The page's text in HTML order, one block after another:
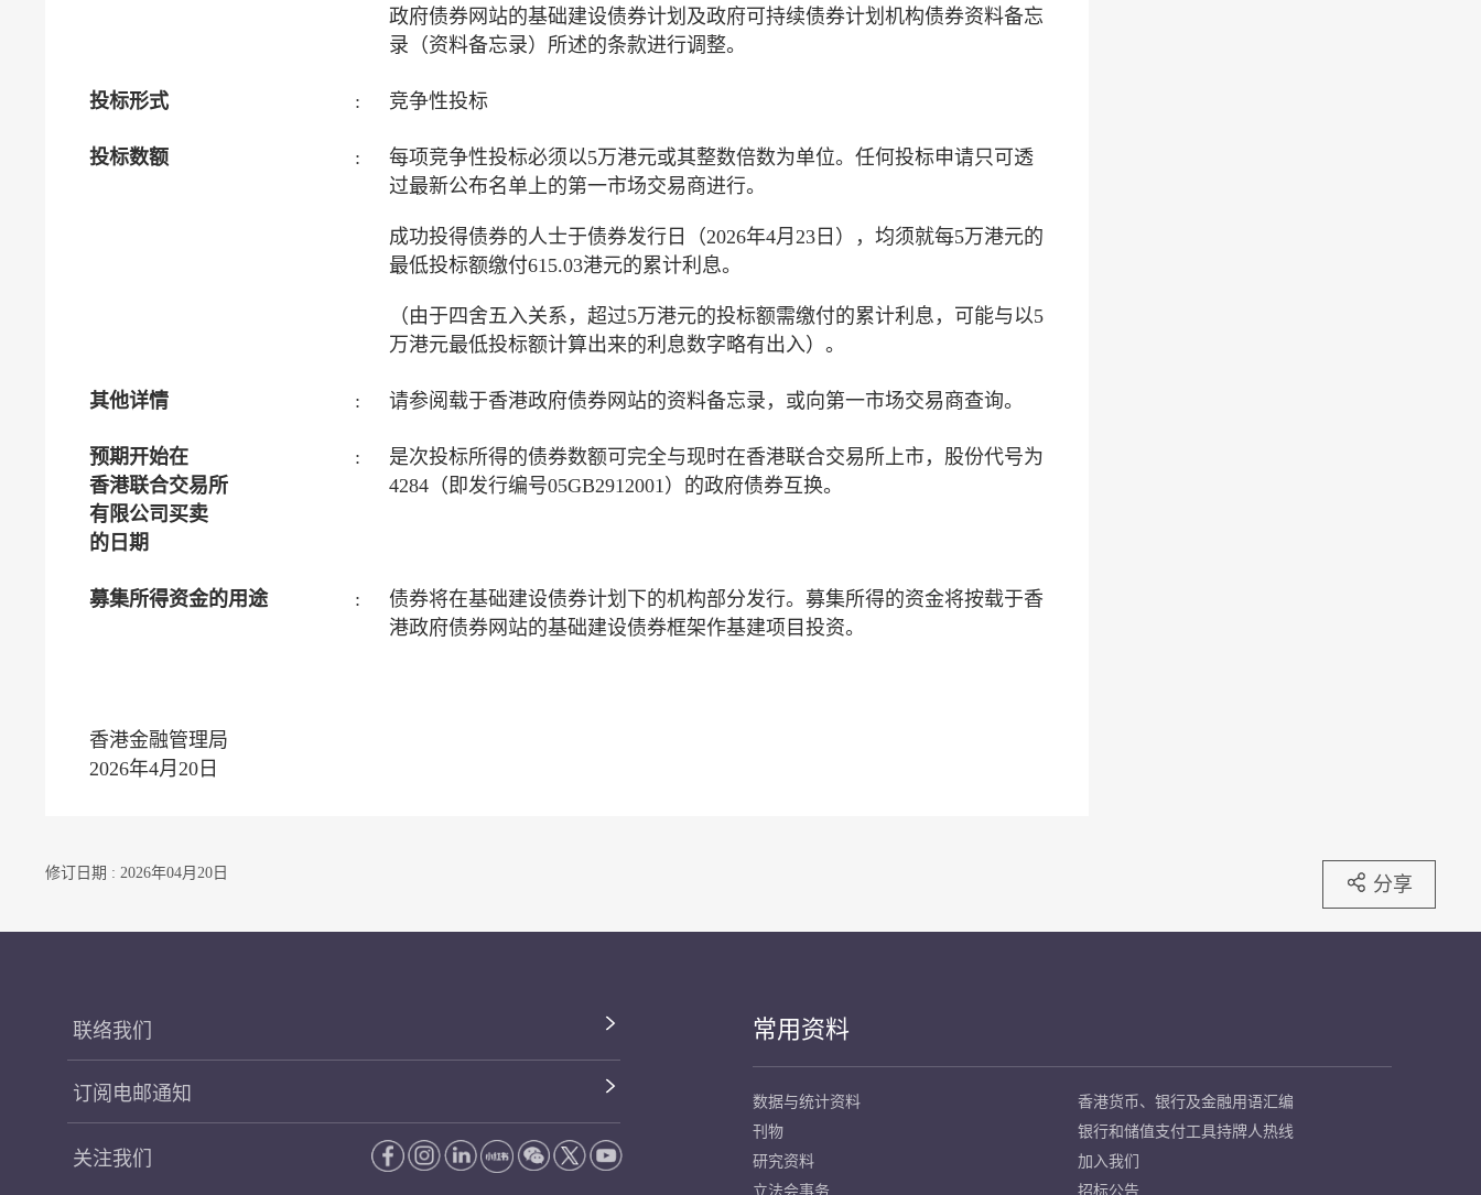
政府债券网站的基础建设债券计划及政府可持续债券计划机构债券资料备忘
录（资料备忘录）所述的条款进行调整。
投标形式 : 竞争性投标
投标数额 :
每项竞争性投标必须以5万港元或其整数倍数为单位。任何投标申请只可透
过最新公布名单上的第一市场交易商进行。
成功投得债券的人士于债券发行日（2026年4月23日），均须就每5万港元的
最低投标额缴付615.03港元的累计利息。
（由于四舍五入关系，超过5万港元的投标额需缴付的累计利息，可能与以5
万港元最低投标额计算出来的利息数字略有出入）。
其他详情 : 请参阅载于香港政府债券网站的资料备忘录，或向第一市场交易商查询。
预期开始在
香港联合交易所
有限公司买卖
的日期
:
是次投标所得的债券数额可完全与现时在香港联合交易所上市，股份代号为
4284（即发行编号05GB2912001）的政府债券互换。
募集所得资金的用途 :
债券将在基础建设债券计划下的机构部分发行。募集所得的资金将按载于香
港政府债券网站的基础建设债券框架作基建项目投资。
香港金融管理局
2026年4月20日
修订日期 : 2026年04月20日 分享
联络我们
订阅电邮通知
关注我们
常用资料
数据与统计资料
刊物
研究资料
立法会事务
香港货币、银行及金融用语汇编
银行和储值支付工具持牌人热线
加入我们
招标公告